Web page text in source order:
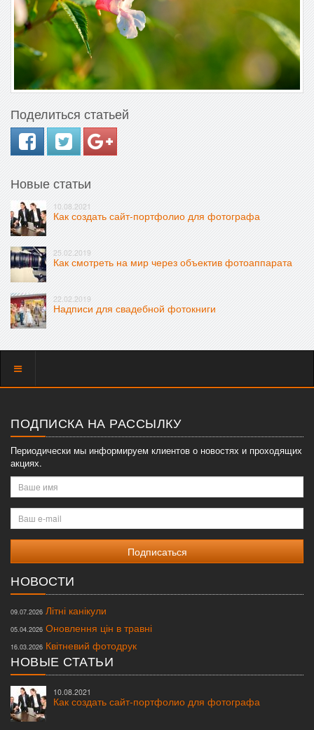
Поделиться статьей
Новые статьи
10.08.2021
Как создать сайт-портфолио для фотографа
25.02.2019
Как смотреть на мир через объектив фотоаппарата
22.02.2019
Надписи для свадебной фотокниги
Показать
ПОДПИСКА НА РАССЫЛКУ
Периодически мы информируем клиентов о новостях и проходящих
акциях.
Ваше
имя
Ваш
e-
mail
НОВОСТИ
09.07.2026 Літні канікули
05.04.2026 Оновлення цін в травні
16.03.2026 Квітневий фотодрук
НОВЫЕ СТАТЬИ
10.08.2021
Как создать сайт-портфолио для фотографа